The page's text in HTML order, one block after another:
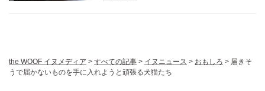
the WOOF イヌメディア > すべての記事 > イヌニュース > おもしろ > 届きそ
うで届かないものを手に入れようと頑張る犬猫たち